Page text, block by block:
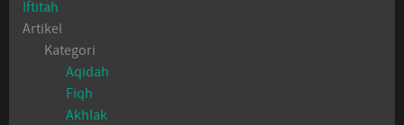
Iftitah
Artikel
Kategori
Aqidah
Fiqh
Akhlak